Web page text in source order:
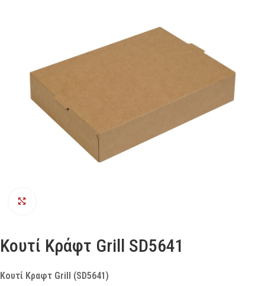
Kουτί Κράφτ Grill SD5641
Κουτί Κραφτ Grill (SD5641)